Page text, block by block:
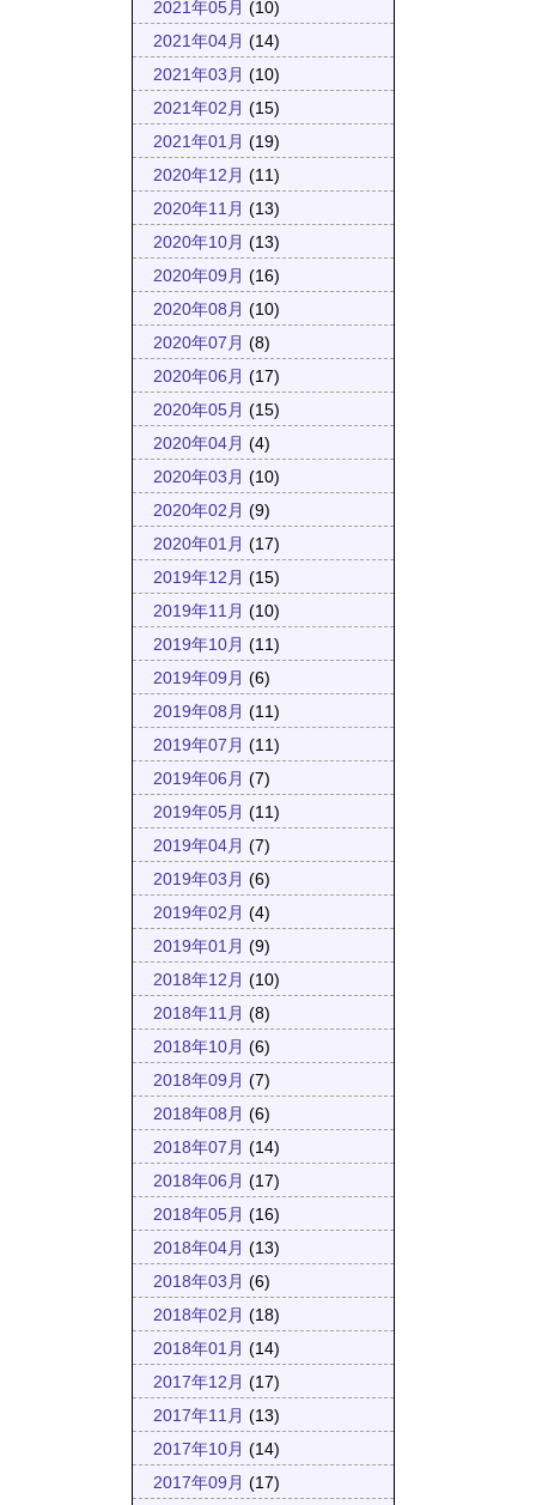
2021年05月 (10)
2021年04月 (14)
2021年03月 (10)
2021年02月 (15)
2021年01月 (19)
2020年12月 (11)
2020年11月 (13)
2020年10月 (13)
2020年09月 (16)
2020年08月 (10)
2020年07月 (8)
2020年06月 (17)
2020年05月 (15)
2020年04月 (4)
2020年03月 (10)
2020年02月 (9)
2020年01月 (17)
2019年12月 (15)
2019年11月 (10)
2019年10月 (11)
2019年09月 (6)
2019年08月 (11)
2019年07月 (11)
2019年06月 (7)
2019年05月 (11)
2019年04月 (7)
2019年03月 (6)
2019年02月 (4)
2019年01月 (9)
2018年12月 (10)
2018年11月 (8)
2018年10月 (6)
2018年09月 (7)
2018年08月 (6)
2018年07月 (14)
2018年06月 (17)
2018年05月 (16)
2018年04月 (13)
2018年03月 (6)
2018年02月 (18)
2018年01月 (14)
2017年12月 (17)
2017年11月 (13)
2017年10月 (14)
2017年09月 (17)